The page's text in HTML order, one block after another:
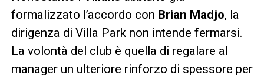
formalizzato l’accordo con Brian Madjo, la
dirigenza di Villa Park non intende fermarsi.
La volontà del club è quella di regalare al
manager un ulteriore rinforzo di spessore per